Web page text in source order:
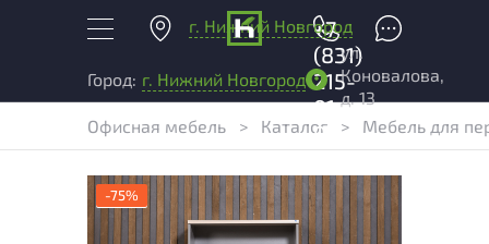
г. Нижний Новгород
+7
(831)
215-
01-
04
Город: г. Нижний Новгород
ул.
Коновалова,
д. 13
Офисная мебель
> Каталог > Мебель для
-75%